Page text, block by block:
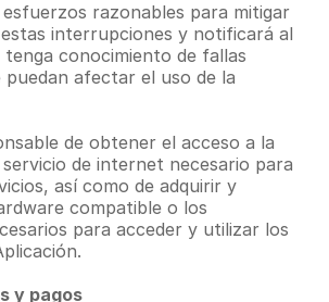
razonables para mitigar
interrupciones y notificará al
conocimiento de fallas
puedan afectar el uso de la
de obtener el acceso a la
de internet necesario para
así como de adquirir y
compatible o los
para acceder y utilizar los
y pagos